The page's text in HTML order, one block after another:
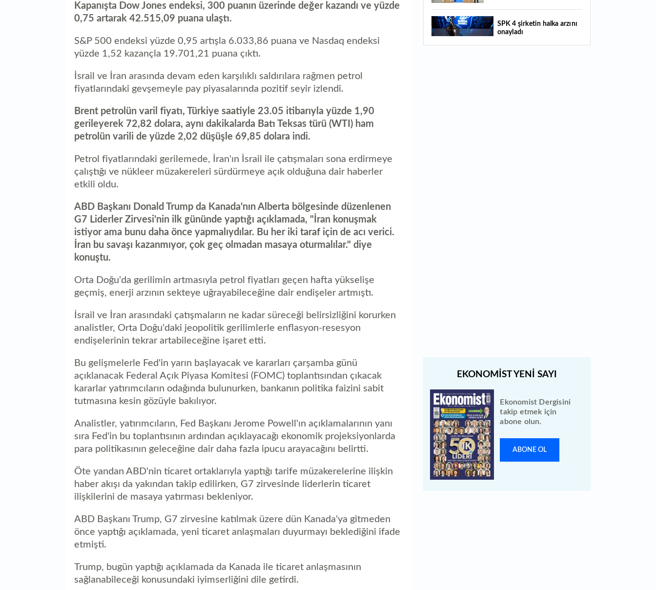
Kapanışta Dow Jones endeksi, 300 puanın üzerinde değer kazandı ve yüzde
0,75 artarak 42.515,09 puana ulaştı.
S&P 500 endeksi yüzde 0,95 artışla 6.033,86 puana ve Nasdaq endeksi
yüzde 1,52 kazançla 19.701,21 puana çıktı.
İsrail ve İran arasında devam eden karşılıklı saldırılara rağmen petrol
fiyatlarındaki gevşemeyle pay piyasalarında pozitif seyir izlendi.
Brent petrolün varil fiyatı, Türkiye saatiyle 23.05 itibarıyla yüzde 1,90
gerileyerek 72,82 dolara, aynı dakikalarda Batı Teksas türü (WTI) ham
petrolün varili de yüzde 2,02 düşüşle 69,85 dolara indi.
Petrol fiyatlarındaki gerilemede, İran'ın İsrail ile çatışmaları sona erdirmeye
çalıştığı ve nükleer müzakereleri sürdürmeye açık olduğuna dair haberler
etkili oldu.
ABD Başkanı Donald Trump da Kanada'nın Alberta bölgesinde düzenlenen
G7 Liderler Zirvesi'nin ilk gününde yaptığı açıklamada, "İran konuşmak
istiyor ama bunu daha önce yapmalıydılar. Bu her iki taraf için de acı verici.
İran bu savaşı kazanmıyor, çok geç olmadan masaya oturmalılar." diye
konuştu.
Orta Doğu'da gerilimin artmasıyla petrol fiyatları geçen hafta yükselişe
geçmiş, enerji arzının sekteye uğrayabileceğine dair endişeler artmıştı.
İsrail ve İran arasındaki çatışmaların ne kadar süreceği belirsizliğini korurken
analistler, Orta Doğu'daki jeopolitik gerilimlerle enflasyon-resesyon
endişelerinin tekrar artabileceğine işaret etti.
Bu gelişmelerle Fed'in yarın başlayacak ve kararları çarşamba günü
açıklanacak Federal Açık Piyasa Komitesi (FOMC) toplantısından çıkacak
kararlar yatırımcıların odağında bulunurken, bankanın politika faizini sabit
tutmasına kesin gözüyle bakılıyor.
Analistler, yatırımcıların, Fed Başkanı Jerome Powell'ın açıklamalarının yanı
sıra Fed'in bu toplantısının ardından açıklayacağı ekonomik projeksiyonlarda
para politikasının geleceğine dair daha fazla ipucu arayacağını belirtti.
Öte yandan ABD'nin ticaret ortaklarıyla yaptığı tarife müzakerelerine ilişkin
haber akışı da yakından takip edilirken, G7 zirvesinde liderlerin ticaret
ilişkilerini de masaya yatırması bekleniyor.
ABD Başkanı Trump, G7 zirvesine katılmak üzere dün Kanada'ya gitmeden
önce yaptığı açıklamada, yeni ticaret anlaşmaları duyurmayı beklediğini ifade
etmişti.
Trump, bugün yaptığı açıklamada da Kanada ile ticaret anlaşmasının
sağlanabileceği konusundaki iyimserliğini dile getirdi.
14:29 Türkiye'de her 4 kişiden 3'ü internet
bankacılığı kullanıyor
14:26 Türkiye'nin 2026 dijital karnesi: En çok
SPK 4 şirketin halka arzını
onayladı
Ekonomist Dergisini
takip etmek için
abone olun.
ABONE OL